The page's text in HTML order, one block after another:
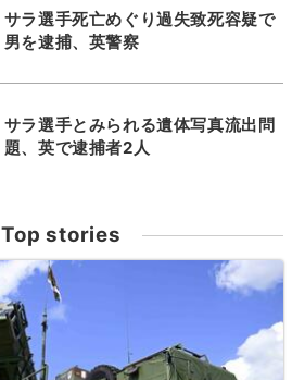
サラ選手死亡めぐり過失致死容疑で
男を逮捕、英警察
サラ選手とみられる遺体写真流出問
題、英で逮捕者2人
Top stories